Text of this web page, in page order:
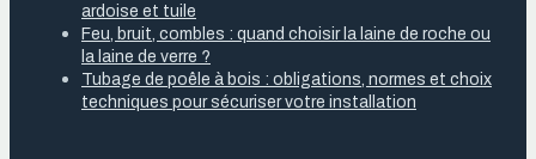
ardoise et tuile
Feu, bruit, combles : quand choisir la laine de roche ou
la laine de verre ?
Tubage de poêle à bois : obligations, normes et choix
techniques pour sécuriser votre installation